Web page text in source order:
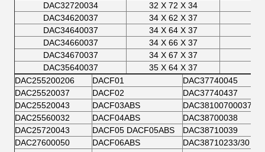
DAC32720034
32 X 72 X 34
DAC34620037
34 X 62 X 37
DAC34640037
34 X 64 X 37
DAC34660037
34 X 66 X 37
DAC34670037
34 X 67 X 37
DAC35640037
35 X 64 X 37
DAC255200206
DACF01
DAC37740045
DAC25520037
DACF02
DAC37740437
DAC25520043
DACF03ABS
DAC38100700037
DAC25560032
DACF04ABS
DAC38700038
DAC25720043
DACF05 DACF05ABS
DAC38710039
DAC27600050
DACF06ABS
DAC38710233/30